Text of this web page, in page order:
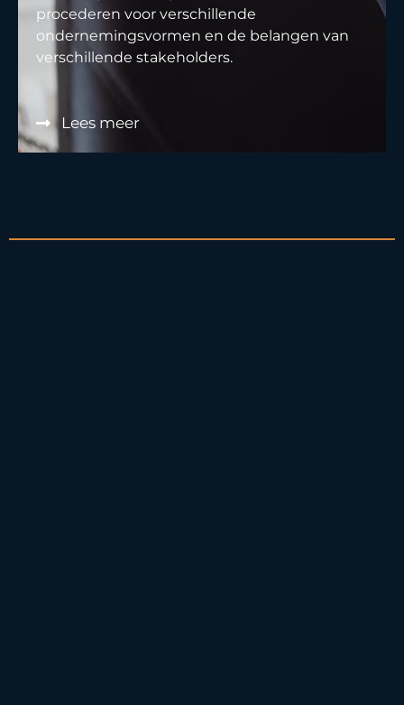
procederen voor verschillende
ondernemingsvormen en de belangen van
verschillende stakeholders.
Lees meer